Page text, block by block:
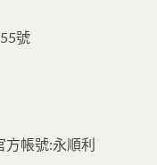
號
帳號:永順利